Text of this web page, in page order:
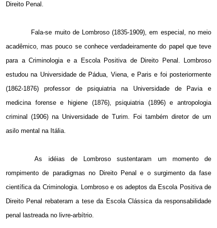
Direito Penal.
Fala-se muito de Lombroso (1835-1909), em especial, no meio
acadêmico, mas pouco se conhece verdadeiramente do papel que teve
para a Criminologia e a Escola Positiva de Direito Penal. Lombroso
estudou na Universidade de Pádua, Viena, e Paris e foi posteriormente
(1862-1876) professor de psiquiatria na Universidade de Pavia e
medicina forense e higiene (1876), psiquiatria (1896) e antropologia
criminal (1906) na Universidade de Turim. Foi também diretor de um
asilo mental na Itália.
As idéias de Lombroso sustentaram um momento de
rompimento de paradigmas no Direito Penal e o surgimento da fase
científica da Criminologia. Lombroso e os adeptos da Escola Positiva de
Direito Penal rebateram a tese da Escola Clássica da responsabilidade
penal lastreada no livre-arbítrio.